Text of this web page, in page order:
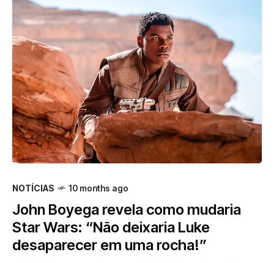
NOTÍCIAS 10 months ago
John Boyega revela como mudaria
Star Wars: “Não deixaria Luke
desaparecer em uma rocha!”